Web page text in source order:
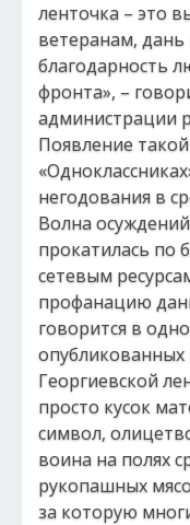
ленточка – это
ветеранам,
благодарность
фронта», –
администрации
Появление
негодования в
Волна
прокатилась по
сетевым
профанацию
говорится в
Георгиевской
просто кусок
символ,
воина на полях
рукопашных
за которую